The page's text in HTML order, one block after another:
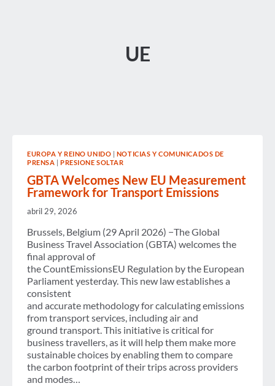
UE
EUROPA Y REINO UNIDO
NOTICIAS Y COMUNICADOS DE
PRENSA |PRESIONE SOLTAR
GBTA Welcomes New EU Measurement
Framework for Transport Emissions
abril 29, 2026
Brussels, Belgium (29 April 2026) −The Global
Business Travel Association (GBTA) welcomes the
final approval of
the CountEmissionsEU Regulation by the European
Parliament yesterday. This new law establishes a
consistent
and accurate methodology for calculating emissions
from transport services, including air and
ground transport. This initiative is critical for
business travellers, as it will help them make more
sustainable choices by enabling them to compare
the carbon footprint of their trips across providers
and modes…